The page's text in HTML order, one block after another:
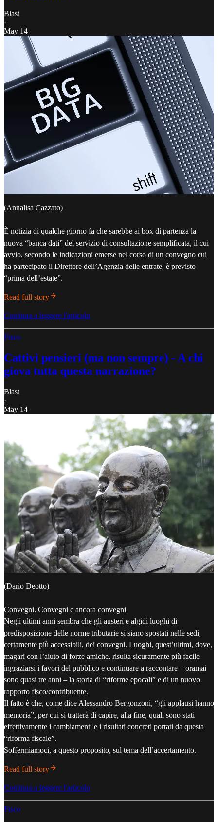
Blast
·
May 14
(Annalisa Cazzato)
È notizia di qualche giorno fa che sarebbe ai box di partenza la
nuova “banca dati” del servizio di consultazione semplificata, il cui
avvio, secondo le indicazioni emerse nel corso di un convegno cui
ha partecipato il Direttore dell’Agenzia delle entrate, è previsto
“prima dell’estate”.
Read full story
Continua a leggere l'articolo
Fisco
Cattivi pensieri (ma non sempre) - A chi
giova tutta questa narrazione?
Blast
·
May 14
(Dario Deotto)
Convegni. Convegni e ancora convegni.
Negli ultimi anni sembra che gli austeri e algidi luoghi di
predisposizione delle norme tributarie si siano spostati nelle sedi,
certamente più accessibili, dei convegni. Luoghi, quest’ultimi, dove,
magari con l’aiuto di forze amiche, risulta sicuramente più facile
ingraziarsi i favori del pubblico e continuare a raccontare – oramai
sono quasi tre anni – la storia di “riforme epocali” e di un nuovo
rapporto fisco/contribuente.
Il fatto è che, come dice Alessandro Bergonzoni, “gli applausi hanno
memoria”, per cui si tratterà di capire, alla fine, quali sono stati
effettivamente i cambiamenti e i risultati concreti portati da questa
“riforma fiscale”.
Soffermiamoci, a questo proposito, sul tema dell’accertamento.
Read full story
Continua a leggere l'articolo
Fisco